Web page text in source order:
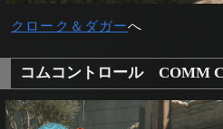
クローク＆ダガーへ
コムコントロール COMM